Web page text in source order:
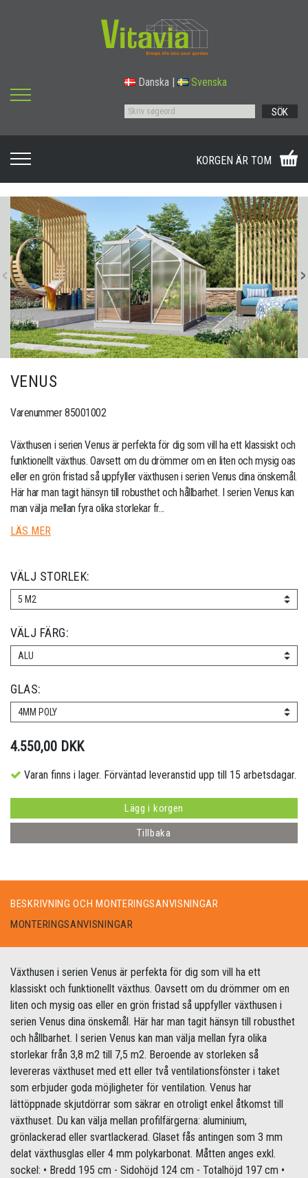
Danska Svenska
SÖK
KORGEN ÄR TOM
VENUS
Varenummer 85001002
Växthusen i serien Venus är perfekta för dig som vill ha ett klassiskt och
funktionellt växthus. Oavsett om du drömmer om en liten och mysig oas
eller en grön fristad så uppfyller växthusen i serien Venus dina önskemål.
Här har man tagit hänsyn till robusthet och hållbarhet. I serien Venus kan
man välja mellan fyra olika storlekar fr...
LÄS MER
VÄLJ STORLEK:
5 M2
VÄLJ FÄRG:
ALU
GLAS:
4MM POLY
4.550,00 DKK
Varan finns i lager. Förväntad leveranstid upp till 15 arbetsdagar.
Lägg i korgen
Tillbaka
BESKRIVNING OCH MONTERINGSANVISNINGAR
MONTERINGSANVISNINGAR
Växthusen i serien Venus är perfekta för dig som vill ha ett
klassiskt och funktionellt växthus. Oavsett om du drömmer om en
liten och mysig oas eller en grön fristad så uppfyller växthusen i
serien Venus dina önskemål. Här har man tagit hänsyn till robusthet
och hållbarhet. I serien Venus kan man välja mellan fyra olika
storlekar från 3,8 m2 till 7,5 m2. Beroende av storleken så
levereras växthuset med ett eller två ventilationsfönster i taket
som erbjuder goda möjligheter för ventilation. Venus har
lättöppnade skjutdörrar som säkrar en otroligt enkel åtkomst till
växthuset. Du kan välja mellan profilfärgerna: aluminium,
grönlackerad eller svartlackerad. Glaset fås antingen som 3 mm
delat växthusglas eller 4 mm polykarbonat. Måtten anges exkl.
sockel: • Bredd 195 cm - Sidohöjd 124 cm - Totalhöjd 197 cm •